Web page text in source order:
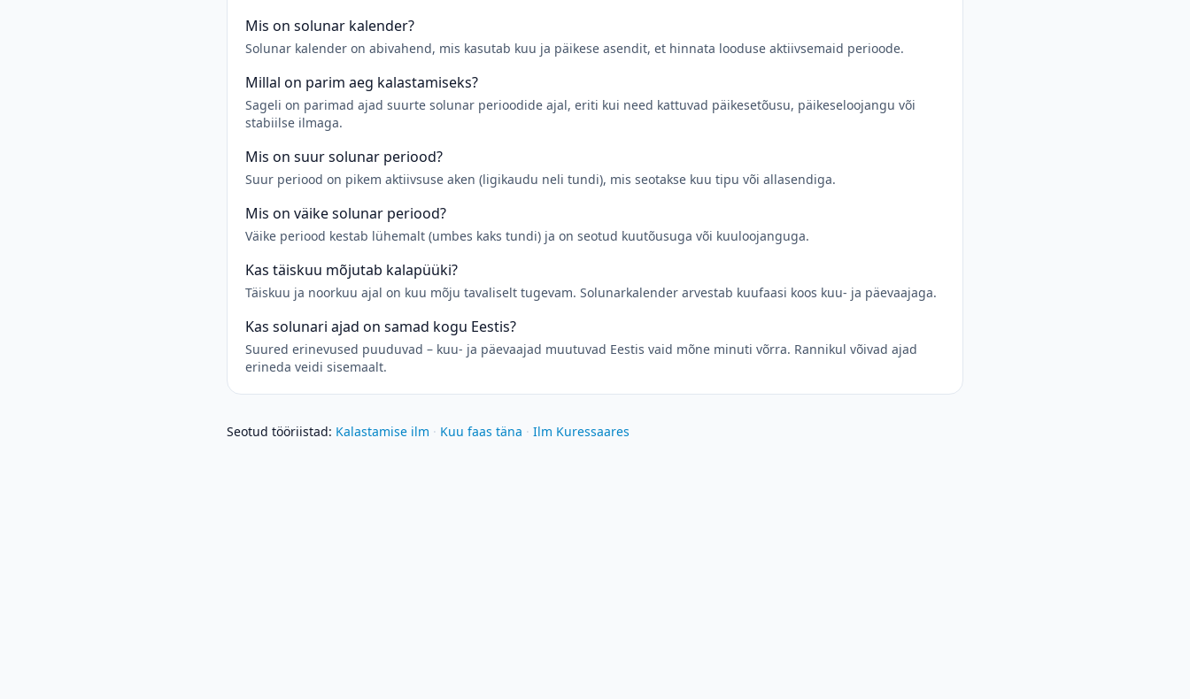
Mis on solunar kalender?
Solunar kalender on abivahend, mis kasutab kuu ja päikese asendit, et hinnata looduse aktiivsemaid perioode.
Millal on parim aeg kalastamiseks?
Sageli on parimad ajad suurte solunar perioodide ajal, eriti kui need kattuvad päikesetõusu, päikeseloojangu või
stabiilse ilmaga.
Mis on suur solunar periood?
Suur periood on pikem aktiivsuse aken (ligikaudu neli tundi), mis seotakse kuu tipu või allasendiga.
Mis on väike solunar periood?
Väike periood kestab lühemalt (umbes kaks tundi) ja on seotud kuutõusuga või kuuloojanguga.
Kas täiskuu mõjutab kalapüüki?
Täiskuu ja noorkuu ajal on kuu mõju tavaliselt tugevam. Solunarkalender arvestab kuufaasi koos kuu- ja päevaajaga.
Kas solunari ajad on samad kogu Eestis?
Suured erinevused puuduvad – kuu- ja päevaajad muutuvad Eestis vaid mõne minuti võrra. Rannikul võivad ajad
erineda veidi sisemaalt.
Seotud tööriistad: Kalastamise ilm · Kuu faas täna · Ilm Kuressaares